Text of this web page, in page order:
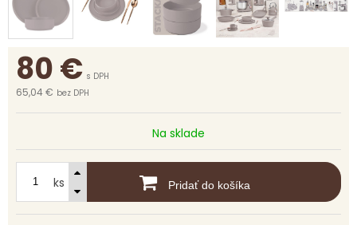
80€ s DPH
65,04 € bez DPH
Na sklade
ks Pridať do košíka